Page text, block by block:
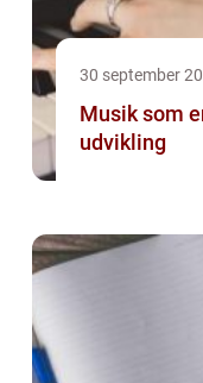
30 september
Musik som
udvikling